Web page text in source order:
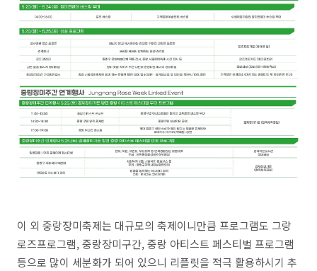
이 외 중랑장미축제는 대규모의 축제이니만큼 프로그램도 그랑
로즈프로그램, 중랑장미구간, 중랑 아티스트 페스티벌 프로그램
등으로 많이 세분화가 되어 있으니 리플릿을 적극 활용하시기 추